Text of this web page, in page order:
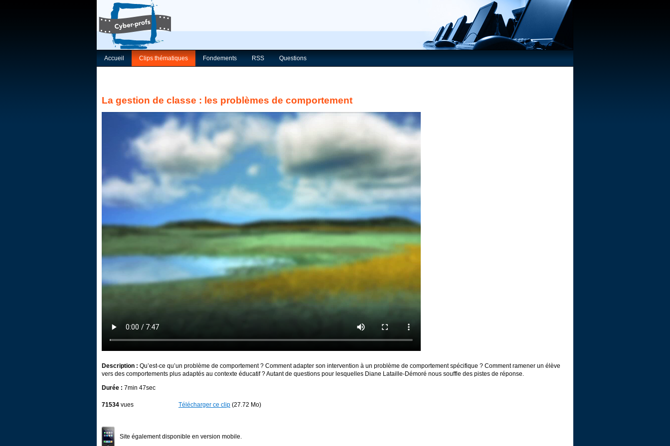
Accueil Clips thématiques Fondements RSS Questions
La gestion de classe : les problèmes de comportement
Description : Qu’est-ce qu’un problème de comportement ? Comment adapter son intervention à un problème de comportement spécifique ? Comment ramener un élève
vers des comportements plus adaptés au contexte éducatif ? Autant de questions pour lesquelles Diane Lataille-Démoré nous souffle des pistes de réponse.
Durée : 7min 47sec
71534 vues Télécharger ce clip (27.72 Mo)
Site également disponible en version mobile.